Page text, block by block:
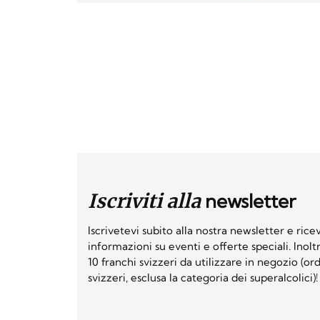
Iscriviti allanewsletter
Iscrivetevi subito alla nostra newsletter e
informazioni su eventi e offerte speciali.
10 franchi svizzeri da utilizzare in negozio
svizzeri, esclusa la categoria dei superalcolici)!